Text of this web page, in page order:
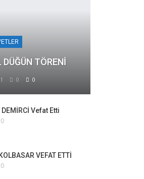
TÖRENİ
0 0
Vefat Etti
VEFAT ETTİ